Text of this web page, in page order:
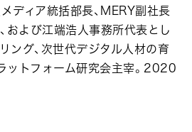
メディア統括部長、MERY副社長
および江端浩人事務所代表とし
ング、次世代デジタル人材の育
ットフォーム研究会主宰。2020